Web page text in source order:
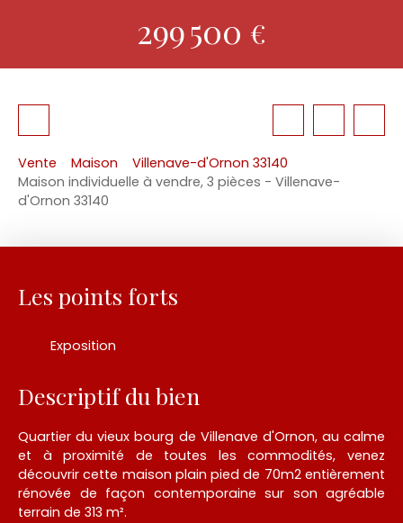
299 500 €
Vente Maison
Villenave-d'Ornon 33140
Maison individuelle à vendre, 3 pièces - Villenave-
d'Ornon 33140
Les points forts
Exposition
Descriptif du bien
Quartier du vieux bourg de Villenave d'Ornon, au calme
et à proximité de toutes les commodités, venez
découvrir cette maison plain pied de 70m2 entièrement
rénovée de façon contemporaine sur son agréable
terrain de 313 m².